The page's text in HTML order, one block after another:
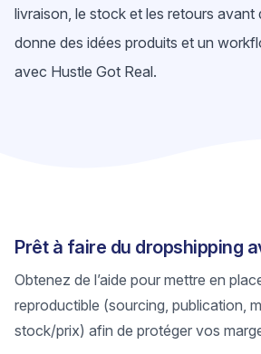
livraison, le stock et les retours avant
donne des idées produits et un
avec Hustle Got Real.
Prêt à faire du dropshipping
Obtenez de l’aide pour mettre en
reproductible (sourcing, publication,
stock/prix) afin de protéger vos